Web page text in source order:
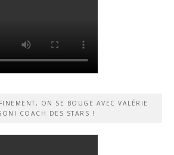
ON SE BOUGE AVEC VALÉRIE
COACH DES STARS !